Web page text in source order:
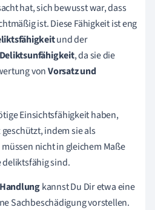
hat, sich bewusst war, dass
ist. Diese Fähigkeit ist eng
und der
, da sie die
vonVorsatz und
Einsichtsfähigkeit haben,
indem sie als
nicht in gleichem Maße
deliktsfähig sind.
kannst Du Dir etwa eine
Sachbeschädigung vorstellen.